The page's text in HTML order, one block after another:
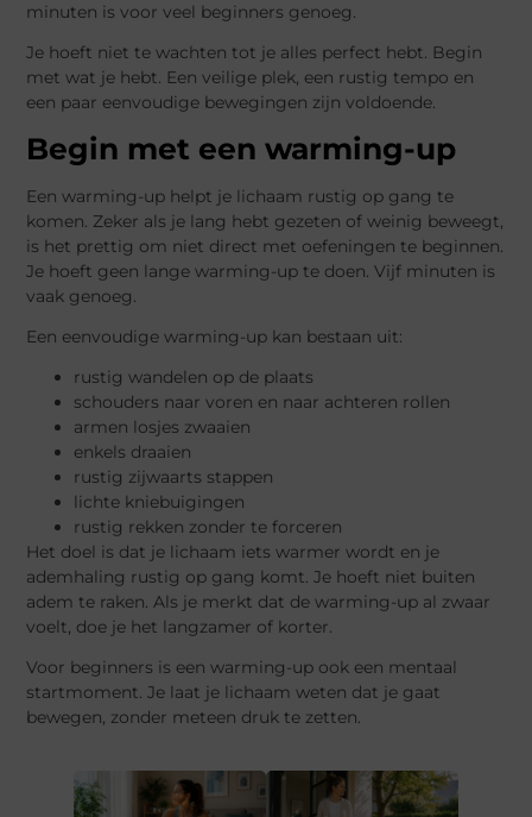
minuten is voor veel beginners genoeg.
Je hoeft niet te wachten tot je alles perfect hebt. Begin
met wat je hebt. Een veilige plek, een rustig tempo en
een paar eenvoudige bewegingen zijn voldoende.
Begin met een warming-up
Een warming-up helpt je lichaam rustig op gang te
komen. Zeker als je lang hebt gezeten of weinig beweegt,
is het prettig om niet direct met oefeningen te beginnen.
Je hoeft geen lange warming-up te doen. Vijf minuten is
vaak genoeg.
Een eenvoudige warming-up kan bestaan uit:
rustig wandelen op de plaats
schouders naar voren en naar achteren rollen
armen losjes zwaaien
enkels draaien
rustig zijwaarts stappen
lichte kniebuigingen
rustig rekken zonder te forceren
Het doel is dat je lichaam iets warmer wordt en je
ademhaling rustig op gang komt. Je hoeft niet buiten
adem te raken. Als je merkt dat de warming-up al zwaar
voelt, doe je het langzamer of korter.
Voor beginners is een warming-up ook een mentaal
startmoment. Je laat je lichaam weten dat je gaat
bewegen, zonder meteen druk te zetten.